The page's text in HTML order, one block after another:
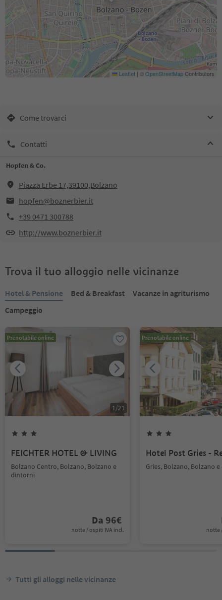
Leaflet | ©OpenStreetMapContributors
Come trovarci
Contatti
Hopfen & Co.
Piazza Erbe 17,39100,Bolzano
hopfen@boznerbier.it
+39 0471 300788
http://www.boznerbier.it
Trova il tuo alloggio nelle vicinanze
Hotel & Pensione Bed & Breakfast
Vacanze in agriturismo
Campeggio
Prenotabile online
1/21
FEICHTER HOTEL & LIVING
Bolzano Centro, Bolzano, Bolzano e
dintorni
Da 96€
notte / ospiti IVA incl.
Prenotabile online
Hotel Post Gries -
Gries, Bolzano, Bolzano
notte
Tutti gli alloggi nelle vicinanze